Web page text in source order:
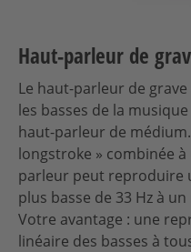
Haut-parleur de
Le haut-parleur de
les basses de la
haut-parleur de
longstroke » combinée
parleur peut reproduire
plus basse de 33 Hz à
Votre avantage : une
linéaire des basses à